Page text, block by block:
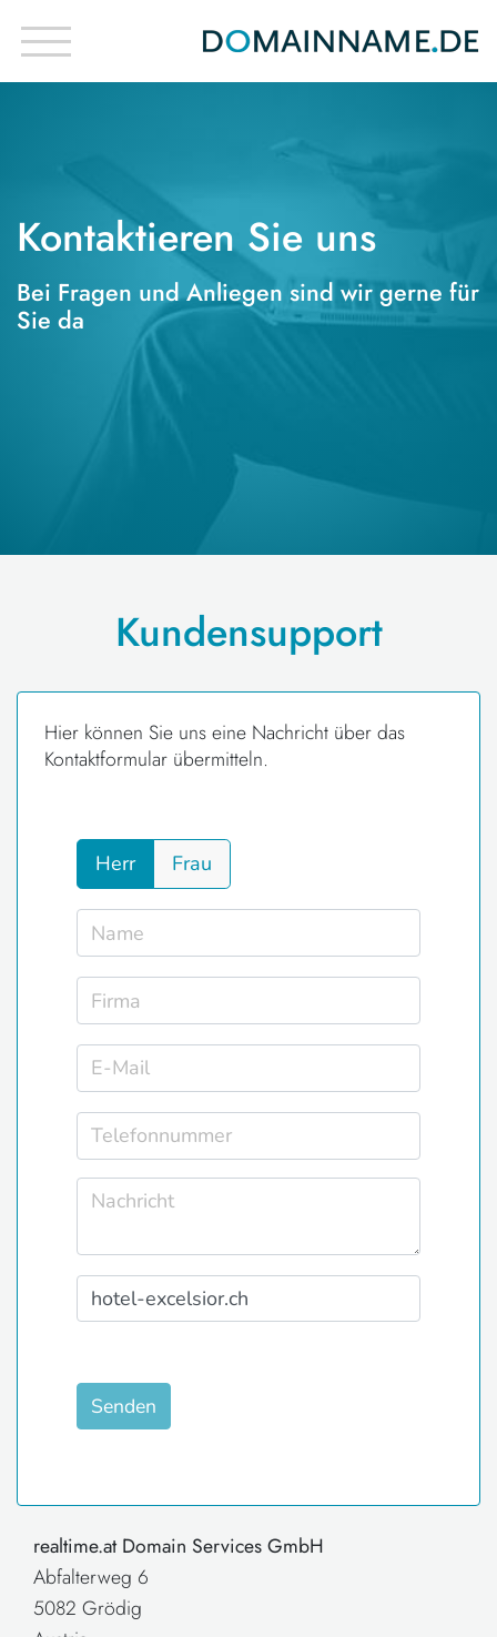
Kontaktieren Sie uns
Bei Fragen und Anliegen sind wir gerne für
Sie da
Kundensupport
Hier können Sie uns eine Nachricht über das
Kontaktformular übermitteln.
Herr Frau
Senden
realtime.at Domain Services GmbH
Abfalterweg 6
5082 Grödig